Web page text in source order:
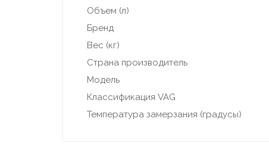
Объем (л)
Бренд
Вес (кг)
Страна производитель
Модель
Классификация VAG
Температура замерзания (градусы)